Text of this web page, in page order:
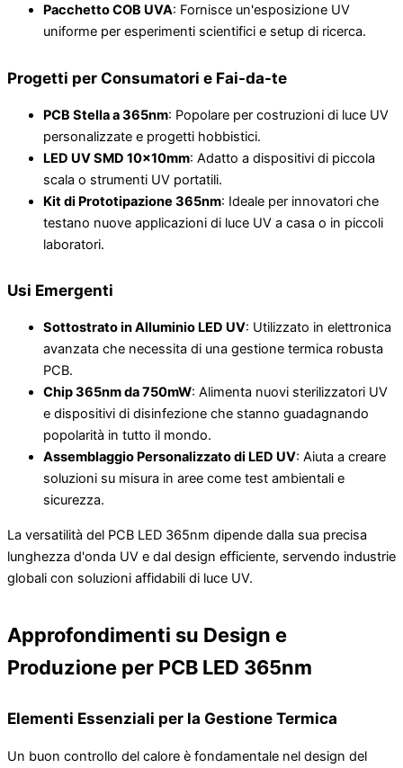
Pacchetto COB UVA: Fornisce un'esposizione UV
uniforme per esperimenti scientifici e setup di ricerca.
Progetti per Consumatori e Fai-da-te
PCB Stella a 365nm: Popolare per costruzioni di luce UV
personalizzate e progetti hobbistici.
LED UV SMD 10x10mm: Adatto a dispositivi di piccola
scala o strumenti UV portatili.
Kit di Prototipazione 365nm: Ideale per innovatori che
testano nuove applicazioni di luce UV a casa o in piccoli
laboratori.
Usi Emergenti
Sottostrato in Alluminio LED UV: Utilizzato in elettronica
avanzata che necessita di una gestione termica robusta
PCB.
Chip 365nm da 750mW: Alimenta nuovi sterilizzatori UV
e dispositivi di disinfezione che stanno guadagnando
popolarità in tutto il mondo.
Assemblaggio Personalizzato di LED UV: Aiuta a creare
soluzioni su misura in aree come test ambientali e
sicurezza.
La versatilità del PCB LED 365nm dipende dalla sua precisa
lunghezza d'onda UV e dal design efficiente, servendo industrie
globali con soluzioni affidabili di luce UV.
Approfondimenti su Design e
Produzione per PCB LED 365nm
Elementi Essenziali per la Gestione Termica
Un buon controllo del calore è fondamentale nel design del